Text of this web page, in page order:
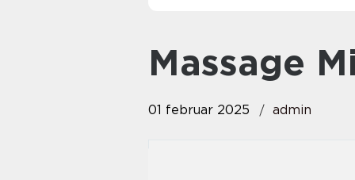
Massage
01 februar 2025 admin